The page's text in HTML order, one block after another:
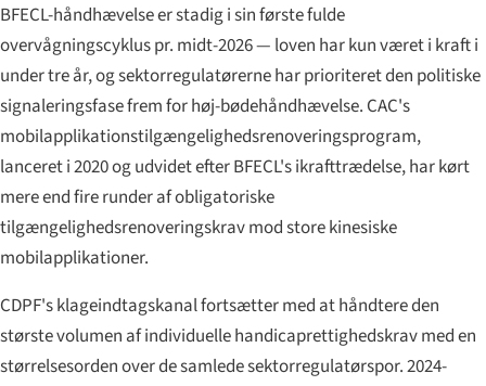
BFECL-håndhævelse er stadig i sin første fulde
overvågningscyklus pr. midt-2026 — loven har kun været i kraft i
under tre år, og sektorregulatørerne har prioriteret den politiske
signaleringsfase frem for høj-bøde­håndhævelse. CAC's
mobilapplikations­tilgængeligheds­renoveringsprogram,
lanceret i 2020 og udvidet efter BFECL's ikrafttrædelse, har kørt
mere end fire runder af obligatoriske
tilgængeligheds­renoveringskrav mod store kinesiske
mobilapplikationer.
CDPF's klageindtags­kanal fortsætter med at håndtere den
største volumen af individuelle handicaprettighedskrav med en
størrelsesorden over de samlede sektorregulatørspor. 2024-